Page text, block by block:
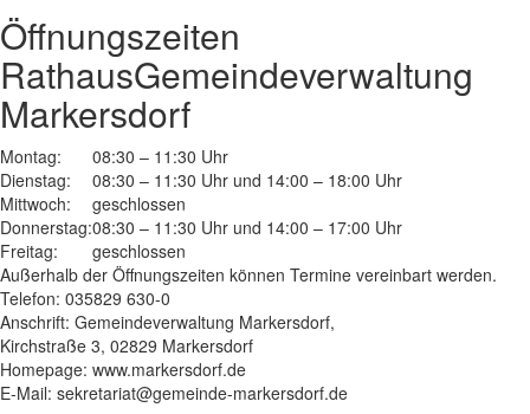
Öffnungszeiten
RathausGemeindeverwaltung
Markersdorf
Montag:
08:30 – 11:30 Uhr
Dienstag:
08:30 – 11:30 Uhr und 14:00 – 18:00 Uhr
Mittwoch:
geschlossen
Donnerstag:08:30 – 11:30 Uhr und 14:00 – 17:00 Uhr
Freitag:
geschlossen
Außerhalb der Öffnungszeiten können Termine vereinbart werden.
Telefon: 035829 630-0
Anschrift: Gemeindeverwaltung Markersdorf,
Kirchstraße 3, 02829 Markersdorf
Homepage: www.markersdorf.de
E-Mail: sekretariat@gemeinde-markersdorf.de